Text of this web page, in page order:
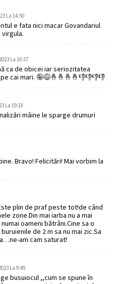
La 14:50
e fata nici macar Govandariul
La 16:57
ca de obicei iar seriozitatea
cai mari. 🤪😅🤞🤞🤞🤞👎👎👎👎
La 19:18
mâine le sparge drumuri
Bravo! Felicitări! Mai vorbim la
plin de praf peste tot!de când
zone.Din mai iarba nu a mai
oameni bătrâni.Cine sa o
de 2 m sa nu mai zic.Sa
am cam saturat!
La 9:49
busuiocul ,,cum se spune în